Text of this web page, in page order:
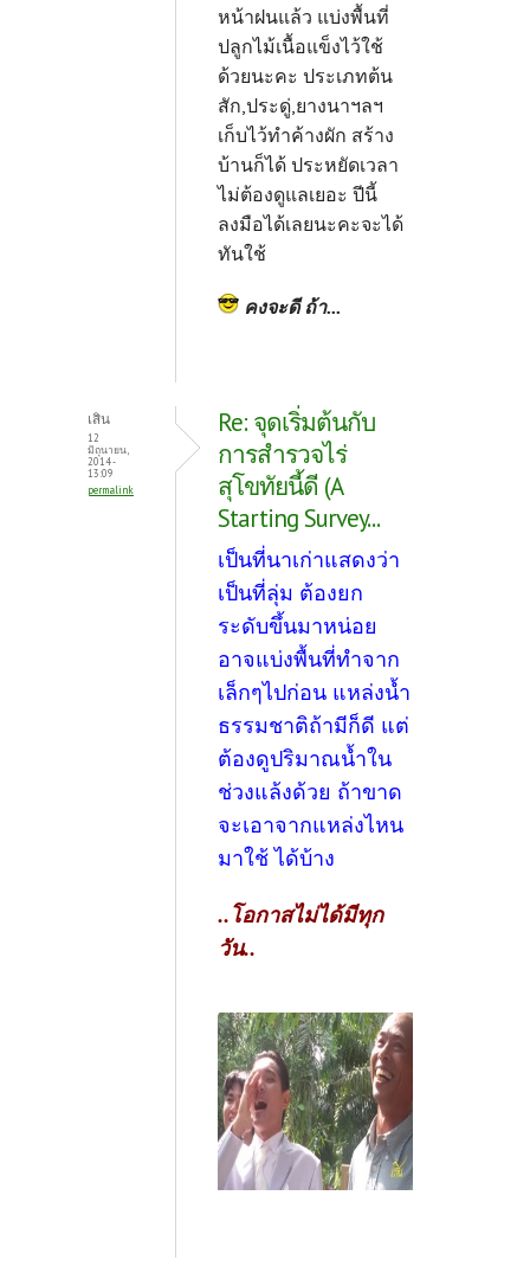
หน้าฝนแล้ว แบ่งพื้นที่
ปลูกไม้เนื้อแข็งไว้ใช้
ด้วยนะคะ ประเภทต้น
สัก,ประดู่,ยางนาฯลฯ
เก็บไว้ทำค้างผัก สร้าง
บ้านก็ได้ ประหยัดเวลา
ไม่ต้องดูแลเยอะ ปีนี้
ลงมือได้เลยนะคะจะได้
ทันใช้
คงจะดี ถ้า...
เสิน
12
มิถุนายน,
2014 -
13:09
permalink
Re: จุดเริ่มต้นกับ
การสำรวจไร่
สุโขทัยนี้ดี (A
Starting Survey...
เป็นที่นาเก่าแสดงว่า
เป็นที่ลุ่ม ต้องยก
ระดับขึ้นมาหน่อย
อาจแบ่งพื้นที่ทำจาก
เล็กๆไปก่อน แหล่งน้ำ
ธรรมชาติถ้ามีก็ดี แต่
ต้องดูปริมาณน้ำใน
ช่วงแล้งด้วย ถ้าขาด
จะเอาจากแหล่งไหน
มาใช้ ได้บ้าง
..โอกาสไม่ได้มีทุก
วัน..